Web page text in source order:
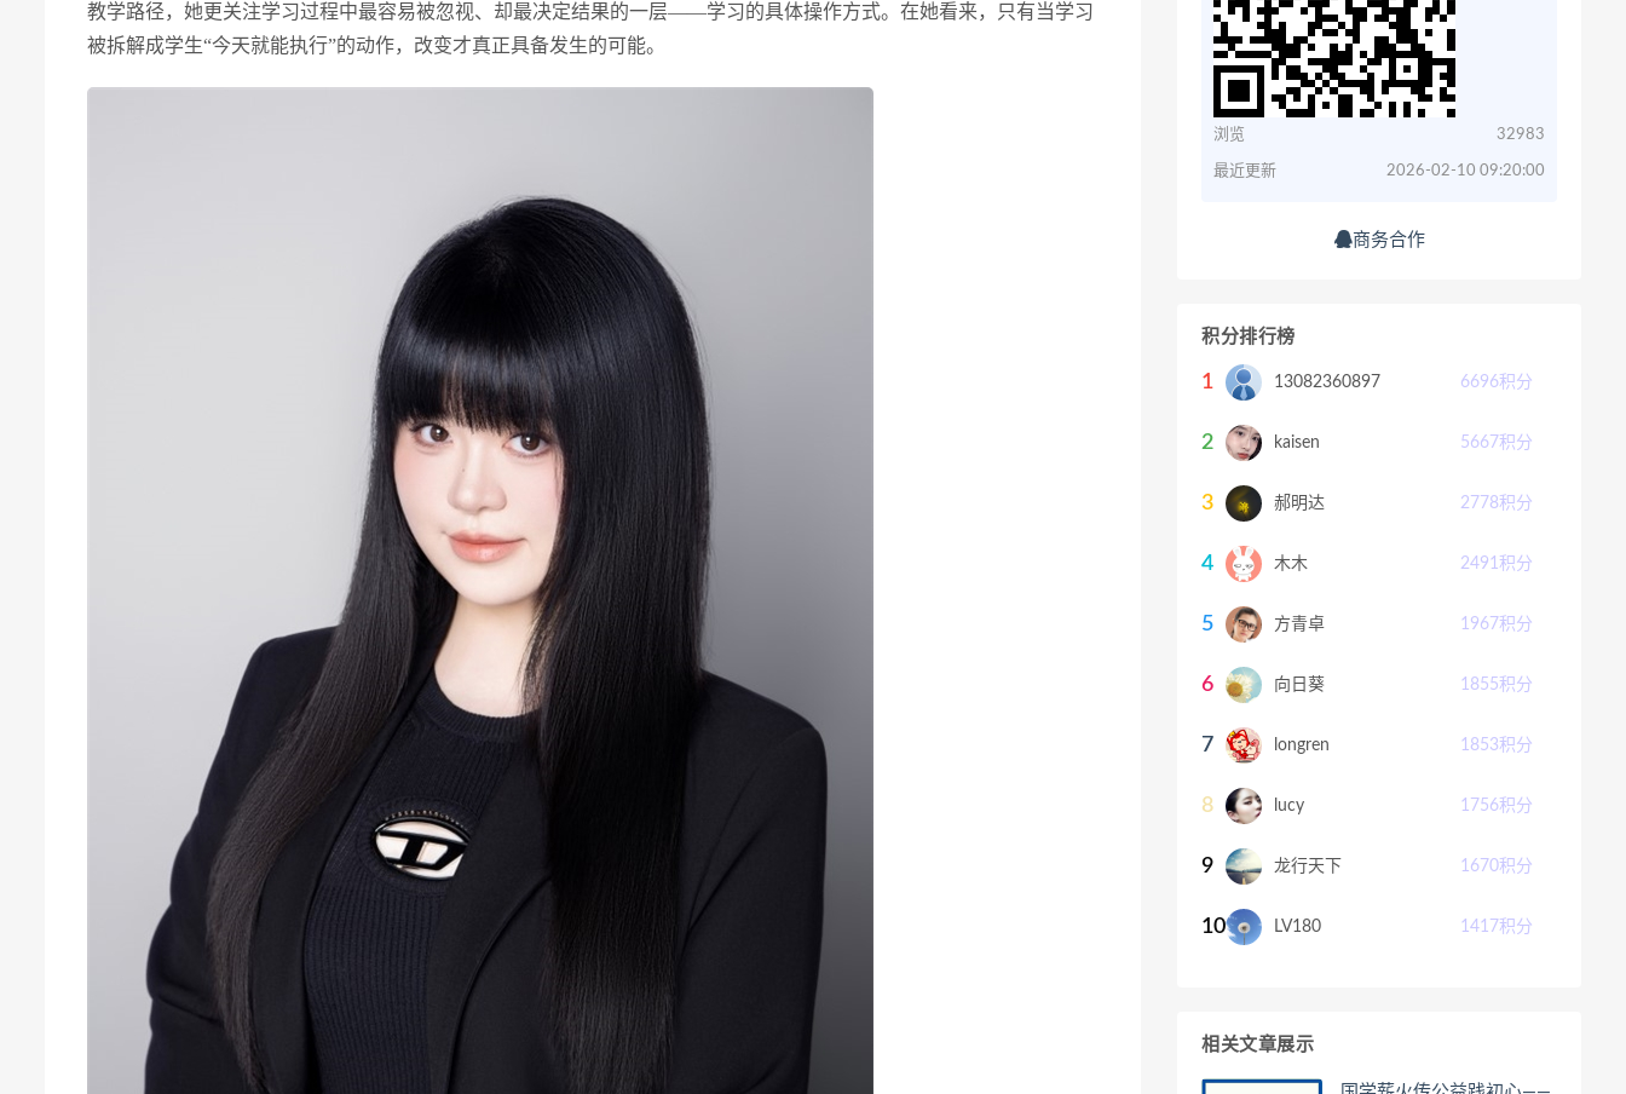
教学路径，她更关注学习过程中最容易被忽视、却最决定结果的一层——学习的具体操作方式。在她看来，只有当学习
被拆解成学生“今天就能执行”的动作，改变才真正具备发生的可能。
浏览 32983
最近更新 2026-02-10 09:20:00
商务合作
积分排行榜
1 13082360897 6696积分
2 kaisen 5667积分
3 郝明达 2778积分
4 木木 2491 积分
5 方青卓 1967积分
6 向日葵 1855积分
7 longren 1853积分
8 lucy 1756积分
9 龙行天下 1670积分
10 LV180 1417积分
相关文章展示